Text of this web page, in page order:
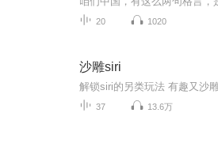
20 1020
沙雕siri
37 13.6万